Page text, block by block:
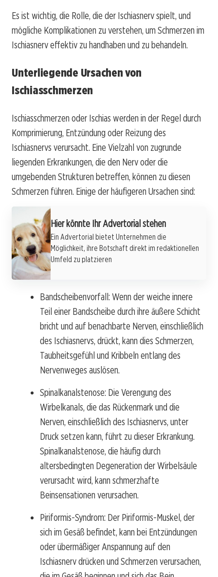
Es ist wichtig, die Rolle, die der Ischiasnerv spielt, und
mögliche Komplikationen zu verstehen, um Schmerzen im
Ischiasnerv effektiv zu handhaben und zu behandeln.
Unterliegende Ursachen von
Ischiasschmerzen
Ischiasschmerzen oder Ischias werden in der Regel durch
Komprimierung, Entzündung oder Reizung des
Ischiasnervs verursacht. Eine Vielzahl von zugrunde
liegenden Erkrankungen, die den Nerv oder die
umgebenden Strukturen betreffen, können zu diesen
Schmerzen führen. Einige der häufigeren Ursachen sind:
Hier könnte Ihr Advertorial stehen
Ein Advertorial bietet Unternehmen die
Möglichkeit, ihre Botschaft direkt im redaktionellen
Umfeld zu platzieren
Bandscheibenvorfall: Wenn der weiche innere
Teil einer Bandscheibe durch ihre äußere Schicht
bricht und auf benachbarte Nerven, einschließlich
des Ischiasnervs, drückt, kann dies Schmerzen,
Taubheitsgefühl und Kribbeln entlang des
Nervenweges auslösen.
Spinalkanalstenose: Die Verengung des
Wirbelkanals, die das Rückenmark und die
Nerven, einschließlich des Ischiasnervs, unter
Druck setzen kann, führt zu dieser Erkrankung.
Spinalkanalstenose, die häufig durch
altersbedingten Degeneration der Wirbelsäule
verursacht wird, kann schmerzhafte
Beinsensationen verursachen.
Piriformis-Syndrom: Der Piriformis-Muskel, der
sich im Gesäß befindet, kann bei Entzündungen
oder übermäßiger Anspannung auf den
Ischiasnerv drücken und Schmerzen verursachen,